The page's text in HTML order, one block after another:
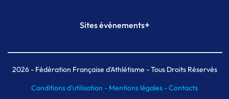
Plateforme Formation
Sites événements+
Meeting de Paris indoor
MAIF Ekiden de Paris
2026- Fédération Française d'Athlétisme - Tous Droits Réservés
Conditions d'utilisation - Mentions légales -Contacts